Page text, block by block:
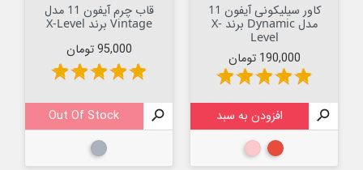
کاور سیلیکونی آیفون 11
مدل Dynamic برند X-
Level
قیمت
190,000 تومان
star
star
star
star
star

افزودن به سبد
قرمز صورتی
قاب چرم آیفون 11 مدل
Vintage برند X-Level
قیمت
95,000 تومان
star
star
star
star
star

Out Of Stock
خاکستری